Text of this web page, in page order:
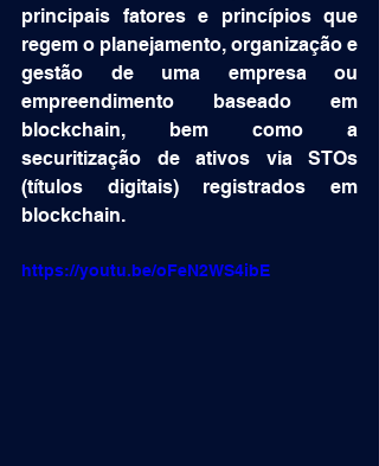
principais fatores e princípios que
regem o planejamento, organização e
gestão de uma empresa ou
empreendimento baseado em
blockchain, bem como a
securitização de ativos via STOs
(títulos digitais) registrados em
blockchain.
https://youtu.be/oFeN2WS4ibE